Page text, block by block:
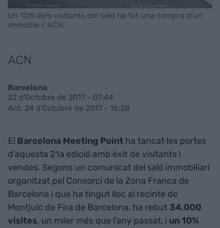
Un 10% dels visitants del saló ha fet una compra d'un
immoble / ACN
ACN
Barcelona
22 d'Octubre de 2017 - 07:44
Act. 24 d'Octubre de 2017 - 16:28
El Barcelona Meeting Point ha tancat les portes
d'aquesta 21a edició amb èxit de visitants i
vendes. Segons un comunicat del saló immobiliari
organitzat pel Consorci de la Zona Franca de
Barcelona i que ha tingut lloc al recinte de
Montjuïc de Fira de Barcelona, ha rebut 34.000
visites, un miler més que l'any passat, i un 10%